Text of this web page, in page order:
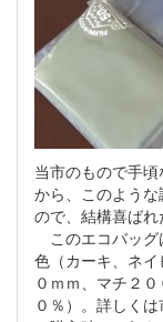
当市のもので手
から、このよう
ので、結構喜ばれ
このエコバッグ
色（カーキ、ネ
０ｍｍ、マチ２
０％）。詳しくは